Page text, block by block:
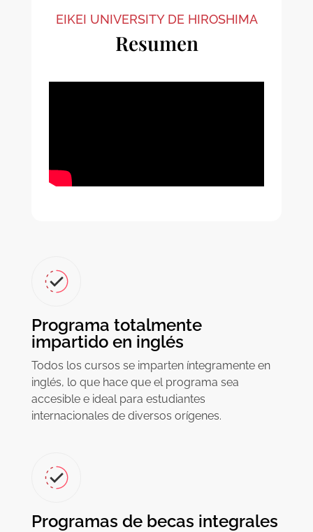
EIKEI UNIVERSITY DE HIROSHIMA
Resumen
Programa totalmente
impartido en inglés
Todos los cursos se imparten íntegramente en
inglés, lo que hace que el programa sea
accesible e ideal para estudiantes
internacionales de diversos orígenes.
Programas de becas integrales